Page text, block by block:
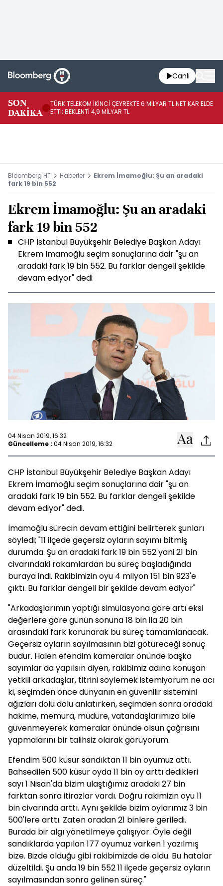
Canlı
SON
DAKİKA
TÜRK TELEKOM İKİNCİ ÇEYREKTE 6 MİLYAR TL NET KAR ELDE
ETTİ; BEKLENTİ 4,9 MİLYAR TL
Bloomberg HT Haberler
Ekrem İmamoğlu: Şu an aradaki
fark 19 bin 552
Ekrem İmamoğlu: Şu an aradaki
fark 19 bin 552
CHP İstanbul Büyükşehir Belediye Başkan Adayı
Ekrem İmamoğlu seçim sonuçlarına dair "şu an
aradaki fark 19 bin 552. Bu farklar dengeli şekilde
devam ediyor" dedi
04 Nisan 2019, 16:32
Güncelleme : 04 Nisan 2019, 16:32
CHP İstanbul Büyükşehir Belediye Başkan Adayı
Ekrem İmamoğlu seçim sonuçlarına dair "şu an
aradaki fark 19 bin 552. Bu farklar dengeli şekilde
devam ediyor" dedi.
İmamoğlu sürecin devam ettiğini belirterek şunları
söyledi; "11 ilçede geçersiz oyların sayımı bitmiş
durumda. Şu an aradaki fark 19 bin 552 yani 21 bin
civarındaki rakamlardan bu süreç başladığında
buraya indi. Rakibimizin oyu 4 milyon 151 bin 923'e
çıktı. Bu farklar dengeli bir şekilde devam ediyor"
"Arkadaşlarımın yaptığı simülasyona göre artı eksi
değerlere göre günün sonuna 18 bin ila 20 bin
arasındaki fark korunarak bu süreç tamamlanacak.
Geçersiz oyların sayılmasının bizi götüreceği sonuç
budur. Halen efendim kameralar önünde başka
sayımlar da yapılsın diyen, rakibimiz adına konuşan
yetkili arkadaşlar, titrini söylemek istemiyorum ne acı
ki, seçimden önce dünyanın en güvenilir sistemini
ağızları dolu dolu anlatırken, seçimden sonra oradaki
hakime, memura, müdüre, vatandaşlarımıza bile
güvenmeyerek kameralar önünde olsun çağrısını
yapmalarını bir talihsiz olarak görüyorum.
Efendim 500 küsur sandıktan 11 bin oyumuz attı.
Bahsedilen 500 küsur oyda 11 bin oy arttı dedikleri
sayı 1 Nisan'da bizim ulaştığımız aradaki 27 bin
farktan sonra itirazlar vardı. Doğru rakimizin oyu 11
bin civarında arttı. Aynı şekilde bizim oylarımız 3 bin
500'lere arttı. Zaten oradan 21 binlere geriledi.
Burada bir algı yönetilmeye çalışıyor. Öyle değil
sandıklarda yapılan 177 oyumuz varken 1 yazılmış
bize. Bizde olduğu gibi rakibimizde de oldu. Bu hatalar
düzeltildi. Şu anda 19 bin 552 11 ilçede geçersiz oyların
sayılmasından sonra gelinen süreç."